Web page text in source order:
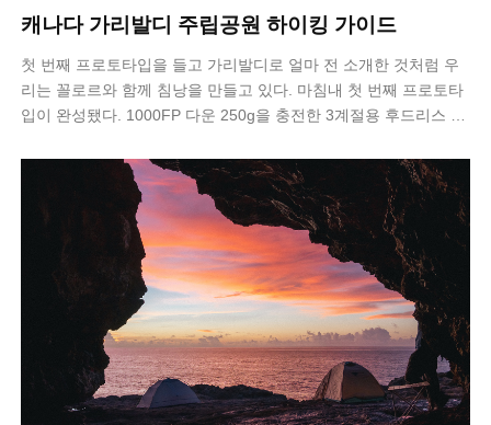
캐나다 가리발디 주립공원 하이킹 가이드
첫 번째 프로토타입을 들고 가리발디로 얼마 전 소개한 것처럼 우
리는 꼴로르와 함께 침낭을 만들고 있다. 마침내 첫 번째 프로토타
입이 완성됐다. 1000FP 다운 250g을 충전한 3계절용 후드리스 침